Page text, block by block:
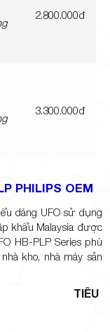
2.800.000đ
3.300.000đ
PHILIPS OEM
dáng UFO sử dụng
khẩu Malaysia được
HB-PLP Series phù
kho, nhà máy sản
TIÊU